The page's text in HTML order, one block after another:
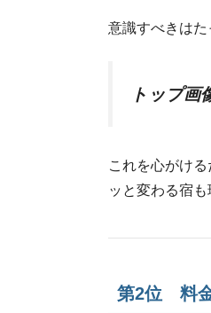
意識すべきはた
トップ画
これを心がけ
ッと変わる宿も
第2位 料